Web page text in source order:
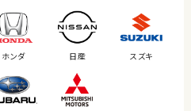
ホンダ 日産 スズキ